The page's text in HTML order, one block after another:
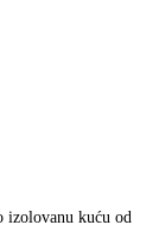
izolovanu kuću od